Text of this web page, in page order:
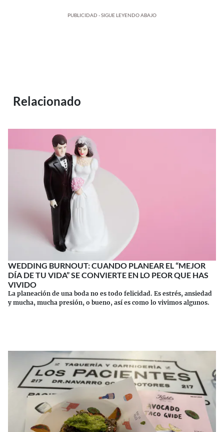
PUBLICIDAD - SIGUE LEYENDO ABAJO
Relacionado
WEDDING BURNOUT: CUANDO PLANEAR EL “MEJOR
DÍA DE TU VIDA” SE CONVIERTE EN LO PEOR QUE HAS
VIVIDO
La planeación de una boda no es todo felicidad. Es estrés, ansiedad
y mucha, mucha presión, o bueno, así es como lo vivimos algunos.